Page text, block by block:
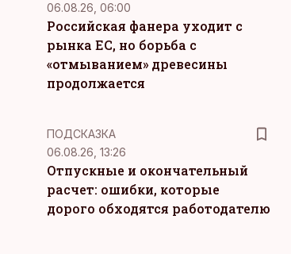
06.08.26, 06:00
Российская фанера уходит с
рынка ЕС, но борьба с
«отмыванием» древесины
продолжается
ПОДСКАЗКА
06.08.26, 13:26
Отпускные и окончательный
расчет: ошибки, которые
дорого обходятся работодателю